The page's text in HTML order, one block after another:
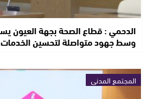
الدحمي : قطاع الصحة بجهة العيون
وسط جهود متواصلة لتحسين
المجتمع المدني